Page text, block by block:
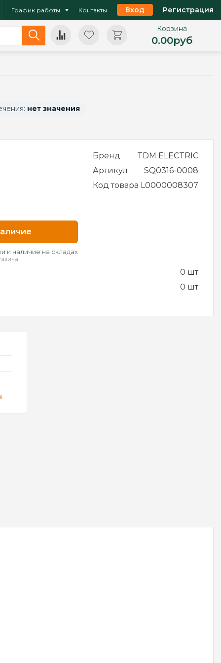
График работы Контакты Вход Регистрация
Корзина
0.00руб
нет значения
и наличие на складах
Бренд
TDM ELECTRIC
Артикул
SQ0316-0008
Код товара L0000008307
0 шт
0 шт